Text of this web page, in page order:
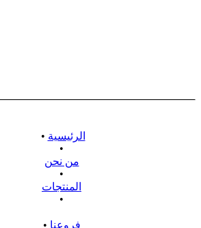
• الرئيسية
•
من نحن
•
المنتجات
•
• فروعنا